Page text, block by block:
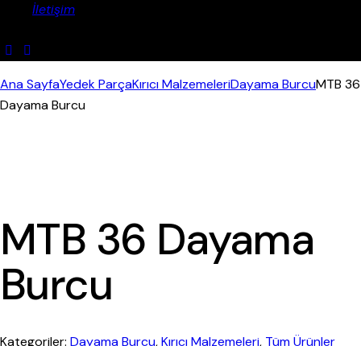
İletişim
Ana SayfaYedek ParçaKırıcı MalzemeleriDayama BurcuMTB 36
Dayama Burcu
MTB 36 Dayama
Burcu
Kategoriler: Dayama Burcu,Kırıcı Malzemeleri, Tüm Ürünler